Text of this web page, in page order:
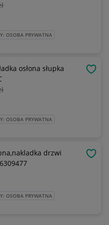
OSOBA PRYWATNA
osłona słupka
OSOBA PRYWATNA
drzwi
OSOBA PRYWATNA